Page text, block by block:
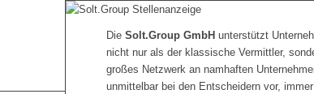
Die Solt.Group GmbH unterstützt
nicht nur als der klassische Vermittler,
großes Netzwerk an namhaften
unmittelbar bei den Entscheidern vor,